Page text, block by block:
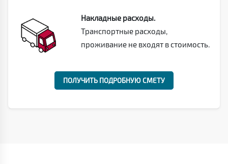
Накладные расходы.
Транспортные расходы,
проживание не входят в стоимость.
ПОЛУЧИТЬ ПОДРОБНУЮ СМЕТУ